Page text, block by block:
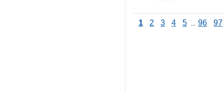
1 2 3 4 5 ... 96 97